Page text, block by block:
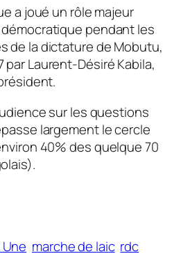
a joué un rôle majeur
démocratique pendant les
de la dictature de Mobutu,
par Laurent-Désiré Kabila,
sur les questions
largement le cercle
40% des quelque 70
marche de laic rdc